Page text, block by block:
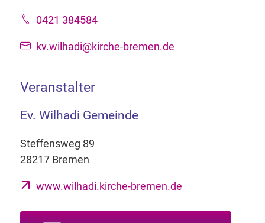
0421 384584
kv.wilhadi@kirche-bremen.de
Veranstalter
Ev. Wilhadi Gemeinde
Steffensweg 89
28217 Bremen
www.wilhadi.kirche-bremen.de